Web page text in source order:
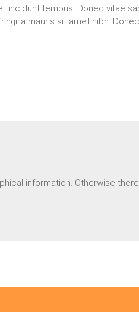
tincidunt tempus. Donec vitae
mauris sit amet nibh.
information. Otherwise